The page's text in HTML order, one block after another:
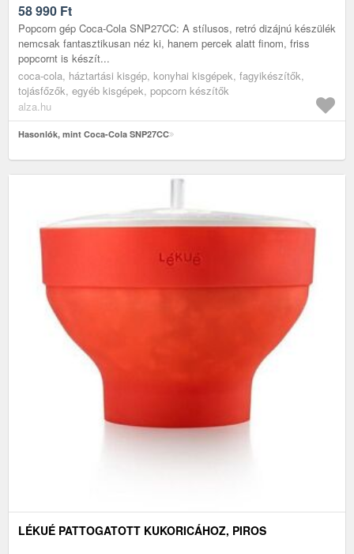
58 990 Ft
Popcorn gép Coca-Cola SNP27CC: A stílusos, retró dizájnú készülék
nemcsak fantasztikusan néz ki, hanem percek alatt finom, friss
popcornt is készít...
coca-cola, háztartási kisgép, konyhai kisgépek, fagyikészítők,
tojásfőzők, egyéb kisgépek, popcorn készítők
alza.hu
Hasonlók, mint Coca-Cola SNP27CC
LÉKUÉ PATTOGATOTT KUKORICÁHOZ, PIROS